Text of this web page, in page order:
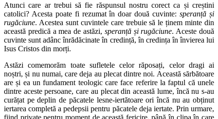
Atunci care ar trebui să fie răspunsul nostru corect ca și creștini
catolici? Acesta poate fi rezumat în doar două cuvinte:speranță și
rugăciune. Acestea sunt cuvintele care trebuie să le ținem minte din
această predică a mea de astăzi, speranță și rugăciune. Aceste două
cuvinte sunt adânc înrădăcinate în credință, în credința în învierea lui
Isus Cristos din morți.
Astăzi comemorăm toate sufletele celor răposați, celor dragi ai
noștri, și nu numai, care deja au plecat dintre noi. Această sărbătoare
are și ea un fundament teologic care face referire la faptul că unele
dintre aceste persoane, care au plecat din această lume, încă nu s-au
curățat pe deplin de păcatele lesne-iertătoare ori încă nu au obținut
iertarea completă a pedepsii pentru păcatele deja iertate. Prin urmare,
fiind private pentru moment de această fericire, până în clipa în care